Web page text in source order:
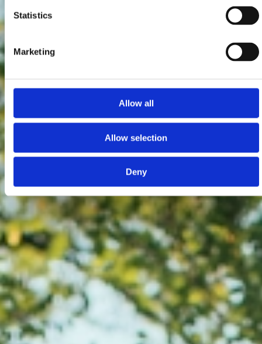
Statistics
Marketing
Allow all
Allow selection
Deny